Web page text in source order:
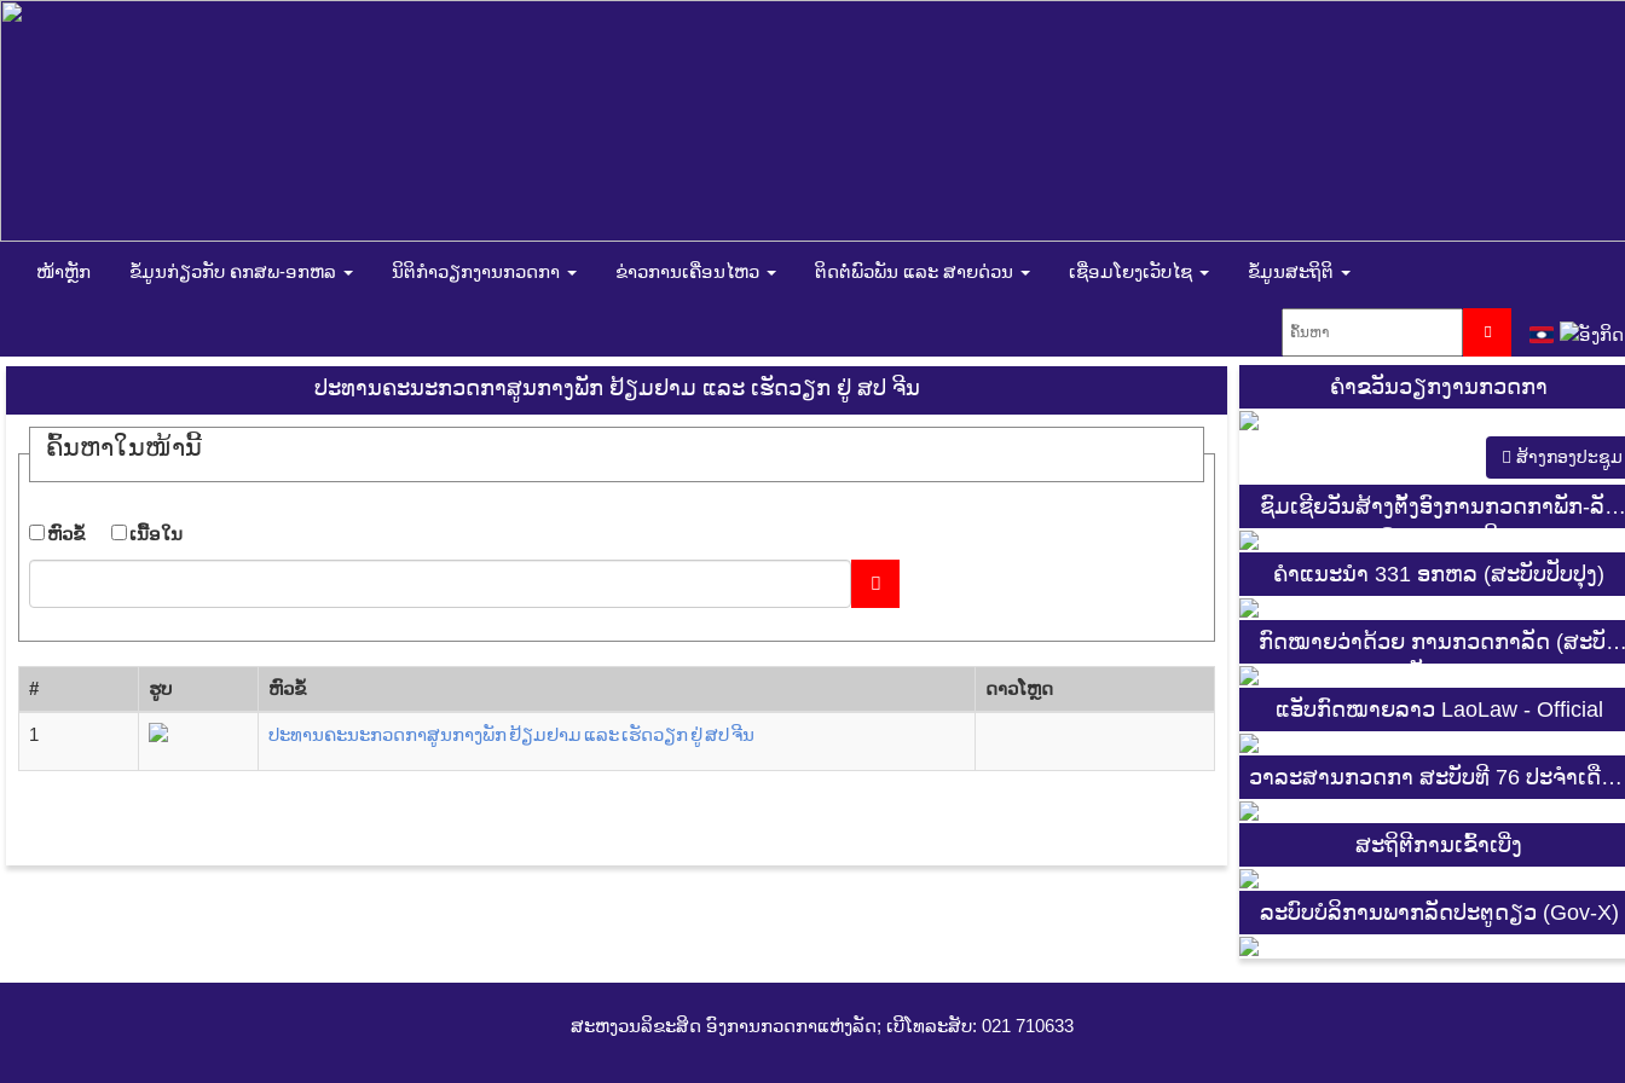
ໜ້າຫຼັກ ຂໍ້ມູນກ່ຽວກັບ ຄກສພ-ອກຫລ ນິຕິກໍາວຽກງານກວດກາ ຂ່າວການເຄື່ອນໄຫວ ຕິດຕໍ່ພົວພັນ ແລະ ສາຍດ່ວນ ເຊື່ອມໂຍງເວັບໄຊ ຂໍ້ມູນສະຖິຕິ
ປະທານຄະນະກວດກາສູນກາງພັກ ຢ້ຽມຢາມ ແລະ ເຮັດວຽກ ຢູ່ ສປ ຈີນ
ຄົ້ນ​ຫາ​ໃນ​ໜ້ານີ້
​ຫົວ​ຂໍ້ ​ເນື້ອ​ໃນ
# ຮູບ ​ຫົວ​ຂໍ້ ດາວ​ໂຫຼດ
1 ປະທານຄະນະກວດກາສູນກາງພັກ ຢ້ຽມຢາມ ແລະ ເຮັດວຽກ ຢູ່ ສປ ຈີນ
ຄຳຂວັນວຽກງານກວດກາ
ສ້າງກອງປະຊູມ
ຊົມເຊີຍວັນສ້າງຕັ້ງອົງການກວດກາພັກ-ລັດ
ຄຳແນະນຳ 331 ອກຫລ (ສະບັບປັບປຸງ)
ກົດໝາຍວ່າດ້ວຍ ການກວດກາລັດ (ສະບັບ
ແອັບກົດໝາຍລາວ LaoLaw - Official
ວາລະສານກວດກາ ສະບັບທີ 76 ປະຈຳເດືອ
ສະ​ຖິ​ຕີການ​ເຂົ້າ​ເບີ່ງ
ລະບົບບໍລິການພາກລັດປະຕູດຽວ (Gov-X)
ສະຫງວນລິຂະສິດ ອົງການກວດກາແຫ່ງລັດ; ເບີໂທລະສັບ: 021 710633